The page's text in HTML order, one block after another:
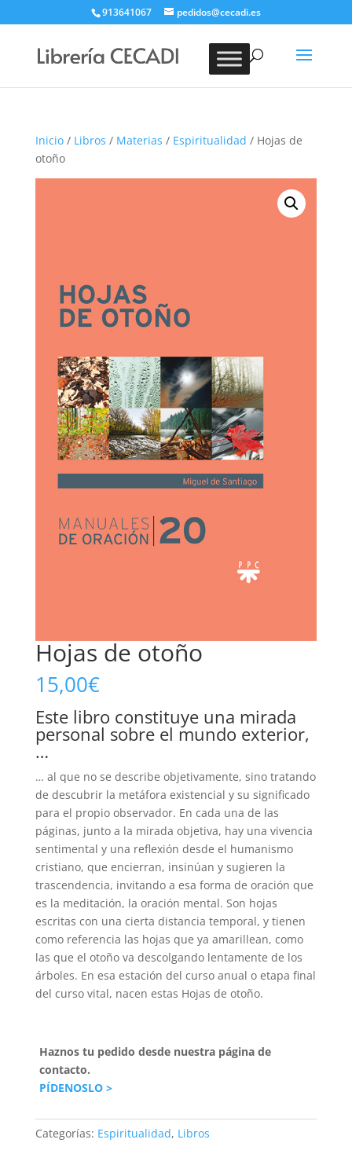
913641067 pedidos@cecadi.es
BUSCAR
Inicio/ Libros / Materias / Espiritualidad / Hojas de
otoño
Hojas de otoño
15,00€
Este libro constituye una mirada
personal sobre el mundo exterior,
…
… al que no se describe objetivamente, sino tratando
de descubrir la metáfora existencial y su significado
para el propio observador. En cada una de las
páginas, junto a la mirada objetiva, hay una vivencia
sentimental y una reflexión desde el humanismo
cristiano, que encierran, insinúan y sugieren la
trascendencia, invitando a esa forma de oración que
es la meditación, la oración mental. Son hojas
escritas con una cierta distancia temporal, y tienen
como referencia las hojas que ya amarillean, como
las que el otoño va descolgando lentamente de los
árboles. En esa estación del curso anual o etapa final
del curso vital, nacen estas Hojas de otoño.
Haznos tu pedido desde nuestra página de
contacto.
PÍDENOSLO >
Categorías: Espiritualidad, Libros